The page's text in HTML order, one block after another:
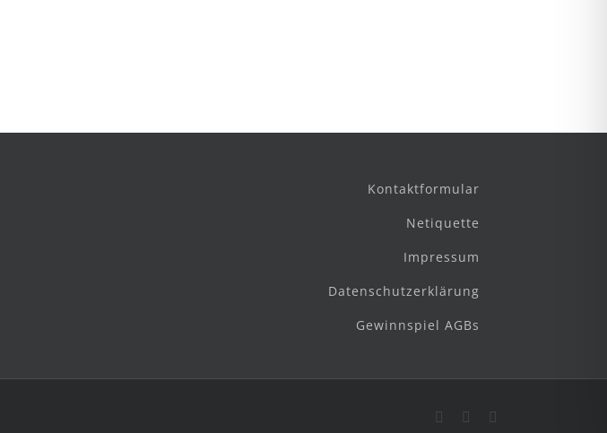
Kontaktformular
Netiquette
Impressum
Datenschutzerklärung
Gewinnspiel AGBs
FacebookInstagram